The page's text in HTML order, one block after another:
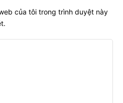
của tôi trong trình duyệt này